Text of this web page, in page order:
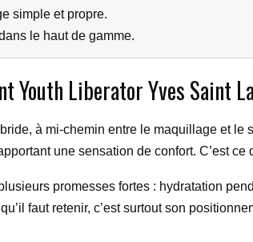
simple et propre.
le haut de gamme.
Youth Liberator Yves Saint
à mi-chemin entre le maquillage et
une sensation de confort. C’est
promesses fortes : hydratation
faut retenir, c’est surtout son